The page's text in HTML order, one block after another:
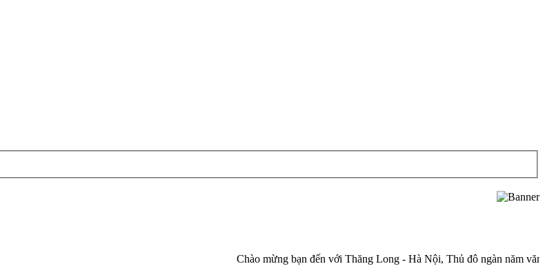
Chào mừng bạn đến với Thăng Long - Hà Nội, Thủ đô ngàn năm văn hiến